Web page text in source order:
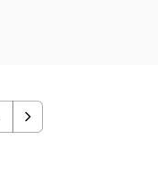
Next